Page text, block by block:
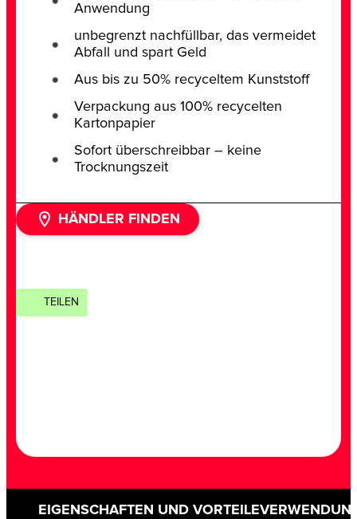
Anwendung
unbegrenzt nachfüllbar, das vermeidet
Abfall und spart Geld
Aus bis zu 50% recyceltem Kunststoff
Verpackung aus 100% recycelten
Kartonpapier
Sofort überschreibbar – keine
Trocknungszeit
HÄNDLER FINDEN
TEILEN
EIGENSCHAFTEN UND VORTEILE